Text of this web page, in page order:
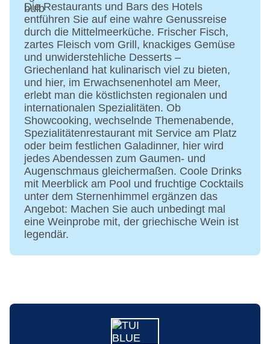
Pool: ohne Gebühr, Indoor, im Wellnessbereich
Whirlpool: ohne Gebühr, Outdoor
Badetücher: ohne Gebühr
Arzt: Sprachen: englisch
Internet: WLAN/WiFi, im gesamten Hotel
(Anlage): ohne Gebühr
Wäscheservice: gegen Gebühr
Concierge Service, Gepäckservice
Zahlungsarten: TUI Card / VISA, MasterCard,
American Express, Diners
Haustiere nicht erlaubt
Parkmöglichkeiten: Stellplätze, nicht überdacht:
ohne Gebühr, Anfrage & Reservierung nicht
notwendig
Gebäudeanzahl: 7, Etagen: 3, Zimmer: 238
Landeskategorie: 5 Sterne
Die Restaurants und Bars des Hotels
entführen Sie auf eine wahre Genussreise
durch die Mittelmeerküche. Frischer Fisch,
zartes Fleisch vom Grill, knackiges Gemüse
und unwiderstehliche Desserts –
Griechenland hat kulinarisch viel zu bieten,
und hier, im Erwachsenenhotel am Meer,
erlebt man die köstlichsten regionalen und
internationalen Spezialitäten. Ob
Showcooking, wechselnde Themenabende,
Spezialitätenrestaurant mit Service am Platz
oder beim festlichen Galadinner, hier wird
jedes Abendessen zum Gaumen- und
Augenschmaus gleichermaßen. Coole Drinks
mit Meerblick am Pool und fruchtige Cocktails
unter dem Sternenhimmel ergänzen das
Angebot: Machen Sie auch unbedingt mal
eine Weinprobe mit, der griechische Wein ist
legendär.